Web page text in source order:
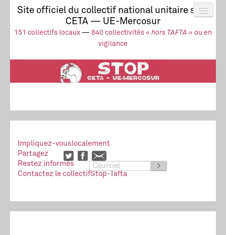
Site officiel du collectif national unitaire stop
CETA — UE-Mercosur
151 collectifs locaux — 840 collectivités « hors TAFTA » ou en
vigilance
Actus
UE-Mercosur
Stop à l’impunité !
TAFTA
CETA
Collectif
Impliquez-vouslocalement
Partagez
Restez informés
>
Contactez le collectifStop-Tafta